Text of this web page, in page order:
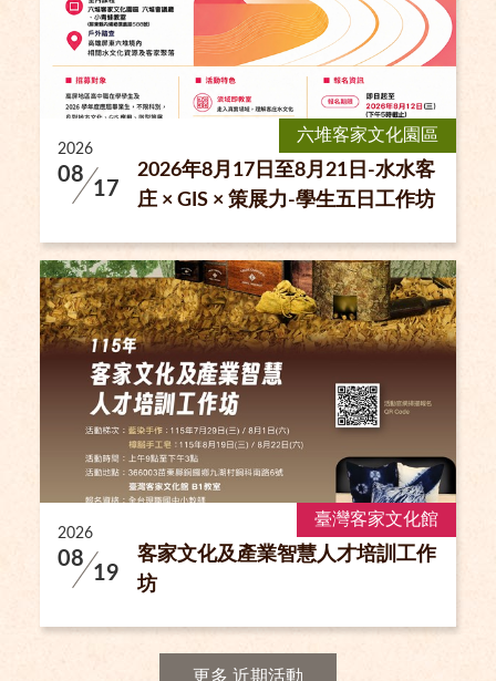
六堆客家文化園區
2026年8月17日至8月21日-水水客
庄 × GIS × 策展力-學生五日工作坊
2026
08
17
臺灣客家文化館
客家文化及產業智慧人才培訓工作
坊
2026
08
19
更多 近期活動